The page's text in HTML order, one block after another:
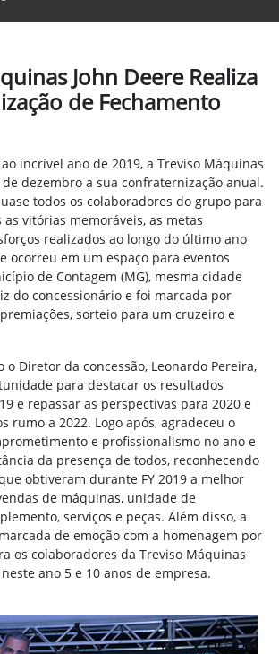
John Deere Realiza
de Fechamento
incrível ano de 2019, a Treviso Máquinas
dezembro a sua confraternização anual.
todos os colaboradores do grupo para
vitórias memoráveis, as metas
realizados ao longo do último ano
ocorreu em um espaço para eventos
de Contagem (MG), mesma cidade
do concessionário e foi marcada por
sorteio para um cruzeiro e
o Diretor da concessão, Leonardo Pereira,
para destacar os resultados
e repassar as perspectivas para 2020 e
rumo a 2022. Logo após, agradeceu o
e profissionalismo no ano e
da presença de todos, reconhecendo
obtiveram durante FY 2019 a melhor
de máquinas, unidade de
serviços e peças. Além disso, a
de emoção com a homenagem por
os colaboradores da Treviso Máquinas
ano 5 e 10 anos de empresa.